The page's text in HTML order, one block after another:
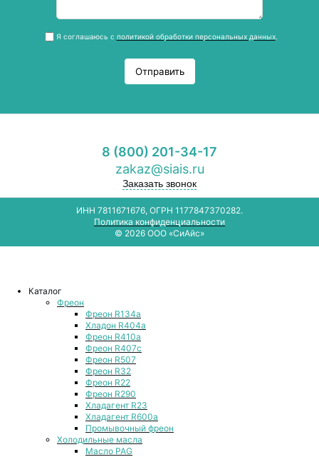
Я соглашаюсь с политикой обработки персональных данных.
Отправить
8 (800) 201-34-17
zakaz@siais.ru
Заказать звонок
ИНН 7811671676, ОГРН 1177847370282.
Политика конфиденциальности
© 2026 ООО «СиАйс»
Каталог
Фреон
Фреон R134a
Хладон R404a
Фреон R410a
Фреон R407с
Фреон R507
Фреон R32
Фреон R22
Фреон R290
Хладагент R23
Хладагент R600a
Промывочный фреон
Холодильные масла
Масло PAG